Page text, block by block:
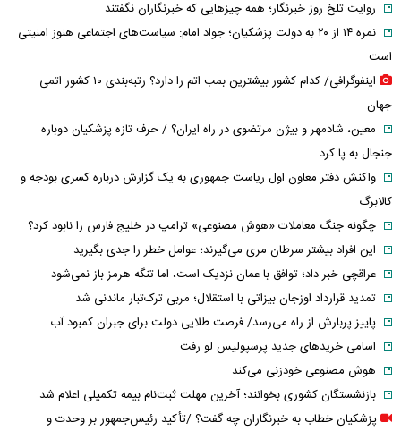
روایت تلخ روز خبرنگار؛ همه چیزهایی که خبرنگاران نگفتند
نمره ۱۴ از ۲۰ به دولت پزشکیان؛ جواد امام: سیاست‌های اجتماعی هنوز امنیتی
است
اینفوگرافی/ کدام کشور بیشترین بمب اتم را دارد؟ رتبه‌بندی ۱۰ کشور اتمی
جهان
معین، شادمهر و بیژن مرتضوی در راه ایران؟ / حرف تازه پزشکیان دوباره
جنجال به پا کرد
واکنش دفتر معاون اول ریاست جمهوری به یک گزارش درباره کسری بودجه و
کالابرگ
چگونه جنگ معاملات «هوش مصنوعی» ترامپ در خلیج فارس را نابود کرد؟
این افراد بیشتر سرطان مری می‌گیرند؛ عوامل خطر را جدی بگیرید
عراقچی خبر داد؛ توافق با عمان نزدیک است، اما تنگه هرمز باز نمی‌شود
تمدید قرارداد اوزجان بیزاتی با استقلال؛ مربی ترک‌تبار ماندنی شد
پاییز پربارش از راه می‌رسد/ فرصت طلایی دولت برای جبران کمبود آب
اسامی خریدهای جدید پرسپولیس لو رفت
هوش مصنوعی خودزنی می‌کند
بازنشستگان کشوری بخوانند؛ آخرین مهلت ثبت‌نام بیمه تکمیلی اعلام شد
پزشکیان خطاب به خبرنگاران چه گفت؟ /تأکید رئیس‌جمهور بر وحدت و